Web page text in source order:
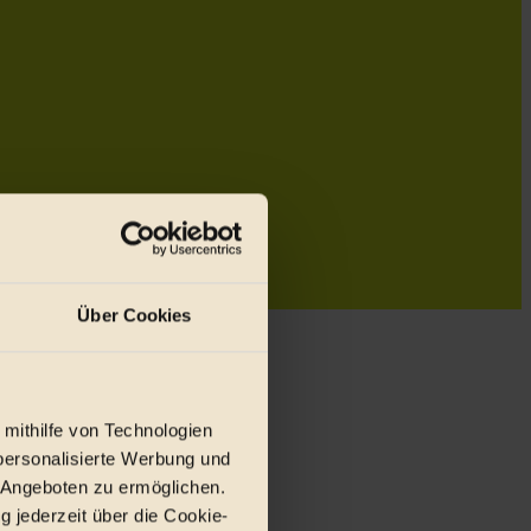
Über Cookies
von Technologien
Werbung und
zu ermöglichen.
jederzeit über die Cookie-